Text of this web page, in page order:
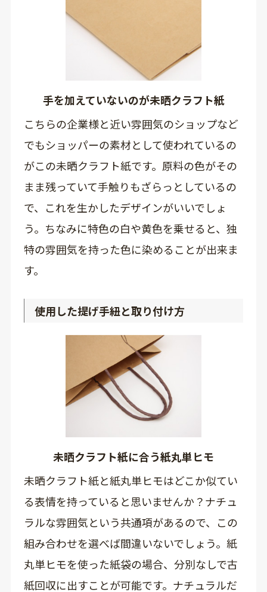
手を加えていないのが未晒クラフト紙
こちらの企業様と近い雰囲気のショップなど
でもショッパーの素材として使われているの
がこの未晒クラフト紙です。原料の色がその
まま残っていて手触りもざらっとしているの
で、これを生かしたデザインがいいでしょ
う。ちなみに特色の白や黄色を乗せると、独
特の雰囲気を持った色に染めることが出来ま
す。
使用した提げ手紐と取り付け方
未晒クラフト紙に合う紙丸単ヒモ
未晒クラフト紙と紙丸単ヒモはどこか似てい
る表情を持っていると思いませんか？ナチュ
ラルな雰囲気という共通項があるので、この
組み合わせを選べば間違いないでしょう。紙
丸単ヒモを使った紙袋の場合、分別なしで古
紙回収に出すことが可能です。ナチュラルだ